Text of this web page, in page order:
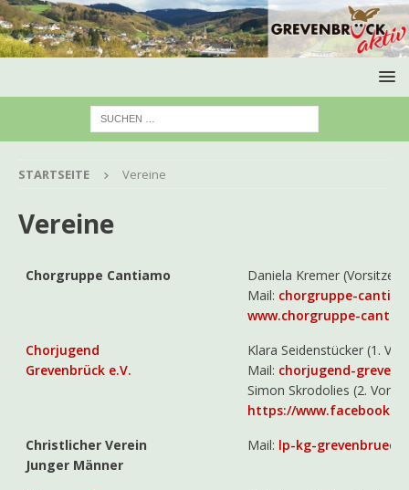
STARTSEITE Vereine
Vereine
Chorgruppe Cantiamo
Daniela Kremer
Mail: chorgruppe-
www.chorgruppe-
Chorjugend
Grevenbrück e.V.
Klara Seidenstücker (1.
Mail: chorjugend-
Simon Skrodolies (2.
https://
Christlicher Verein
Junger Männer
Mail: lp-kg-